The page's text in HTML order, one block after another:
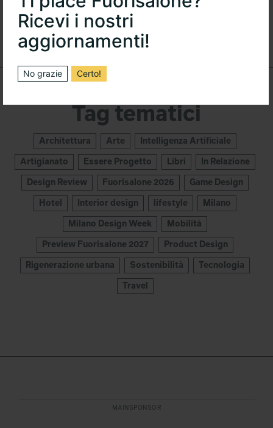
Tag tematici
Architettura Arte Intelligenza Artificiale
Artigianato Essere Progetto Libri In Relazione
Design Review Fuorisalone 2026 Game Design
Hotel Interior design lifestyle Milano
Milano Design Week Mobilità
Preview Fuorisalone 2027 Product Design
Rigenerazione urbana Sostenibilità Tecnologia
Travel
MAINSPONSOR
Ricevi i nostri
aggiornamenti!
No grazie Certo!